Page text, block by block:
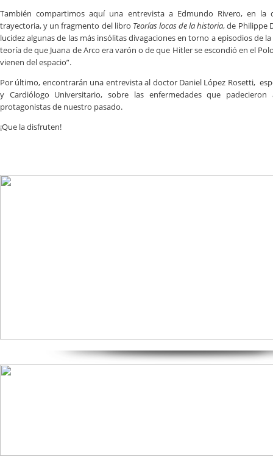
También compartimos aquí una entrevista a Edmundo Rivero, en
trayectoria, y un fragmento del libro Teorías locas de la historia, de Philippe
lucidez algunas de las más insólitas divagaciones en torno a episodios de
teoría de que Juana de Arco era varón o de que Hitler se escondió en el
vienen del espacio”.
Por último, encontrarán una entrevista al doctor Daniel López Rosetti,
y Cardiólogo Universitario, sobre las enfermedades que
protagonistas de nuestro pasado.
¡Que la disfruten!